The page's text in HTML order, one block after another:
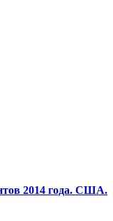
2014 года. США.